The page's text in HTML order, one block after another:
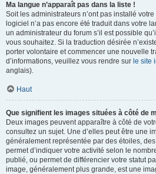
Ma langue n’apparaît pas dans la liste !
Soit les administrateurs n’ont pas installé
logiciel n’a pas encore été traduit dans votre
un administrateur du forum s’il est possible
vous souhaitez. Si la traduction désirée
porter volontaire et commencer une nouvelle
d’informations, veuillez vous rendre sur le site
anglais).
Haut
Que signifient les images situées à côté de
Deux images peuvent apparaître à côté de
consultez un sujet. Une d’elles peut être une
généralement représentée par des étoiles,
permet d’indiquer votre activité selon le
publié, ou permet de différencier votre statut
image, généralement plus grande, est une